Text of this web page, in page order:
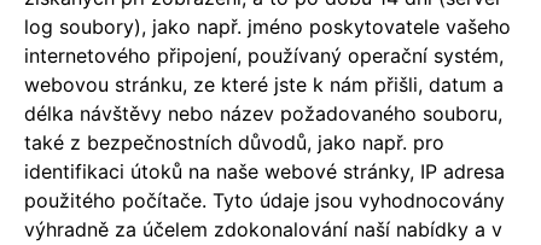
log soubory), jako např. jméno poskytovatele vašeho
internetového připojení, používaný operační systém,
webovou stránku, ze které jste k nám přišli, datum a
délka návštěvy nebo název požadovaného souboru,
také z bezpečnostních důvodů, jako např. pro
identifikaci útoků na naše webové stránky, IP adresa
použitého počítače. Tyto údaje jsou vyhodnocovány
výhradně za účelem zdokonalování naší nabídky a v